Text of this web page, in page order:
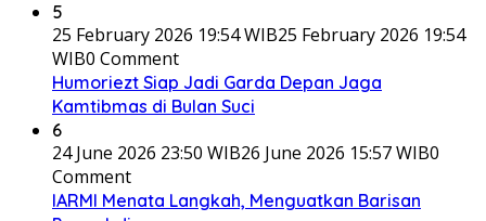
5
25 February 2026 19:54 WIB25 February 2026 19:54
WIB0 Comment
Humoriezt Siap Jadi Garda Depan Jaga
Kamtibmas di Bulan Suci
6
24 June 2026 23:50 WIB26 June 2026 15:57 WIB0
Comment
IARMI Menata Langkah, Menguatkan Barisan